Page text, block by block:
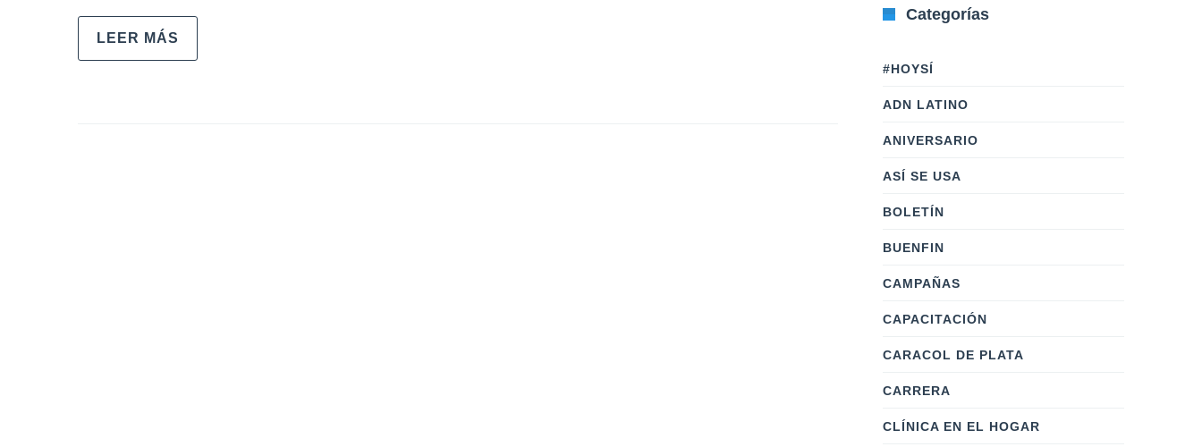
LEER MÁS
Categorías
#HOYSÍ
ADN LATINO
ANIVERSARIO
ASÍ SE USA
BOLETÍN
BUENFIN
CAMPAÑAS
CAPACITACIÓN
CARACOL DE PLATA
CARRERA
CLÍNICA EN EL HOGAR